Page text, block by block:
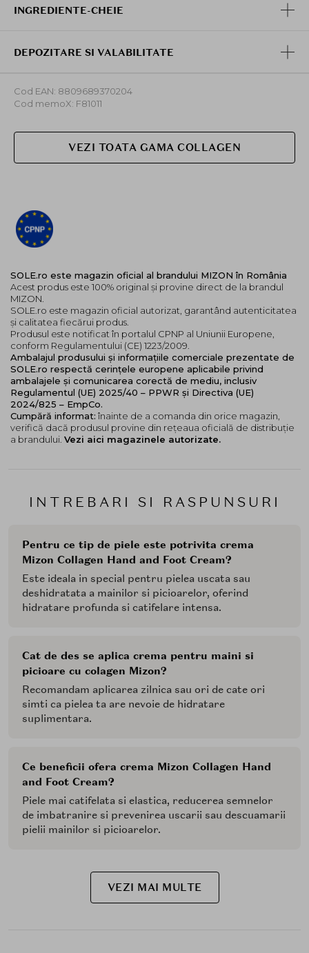
INTREBARI SI RASPUNSURI
Pentru ce tip de piele este potrivita crema
Mizon Collagen Hand and Foot Cream?
Este ideala in special pentru pielea uscata sau
deshidratata a mainilor si picioarelor, oferind
hidratare profunda si catifelare intensa.
Cat de des se aplica crema pentru maini si
picioare cu colagen Mizon?
Recomandam aplicarea zilnica sau ori de cate ori
simti ca pielea ta are nevoie de hidratare
suplimentara.
Ce beneficii ofera crema Mizon Collagen Hand
and Foot Cream?
Piele mai catifelata si elastica, reducerea semnelor
de imbatranire si prevenirea uscarii sau descuamarii
pielii mainilor si picioarelor.
VEZI MAI MULTE
INGREDIENTE-CHEIE
DEPOZITARE SI VALABILITATE
Cod EAN: 8809689370204
Cod memoX: F81011
VEZI TOATA GAMA COLLAGEN
SOLE.ro este magazin oficial al brandului MIZON în România
Acest produs este 100% original și provine direct de la brandul
MIZON.
SOLE.ro este magazin oficial autorizat, garantând autenticitatea
și calitatea fiecărui produs.
Produsul este notificat în portalul CPNP al Uniunii Europene,
conform Regulamentului (CE) 1223/2009.
Ambalajul produsului și informațiile comerciale prezentate de
SOLE.ro respectă cerințele europene aplicabile privind
ambalajele și comunicarea corectă de mediu, inclusiv
Regulamentul (UE) 2025/40 – PPWR și Directiva (UE)
2024/825 – EmpCo.
Cumpără informat: înainte de a comanda din orice magazin,
verifică dacă produsul provine din rețeaua oficială de distribuție
a brandului. Vezi aici magazinele autorizate.